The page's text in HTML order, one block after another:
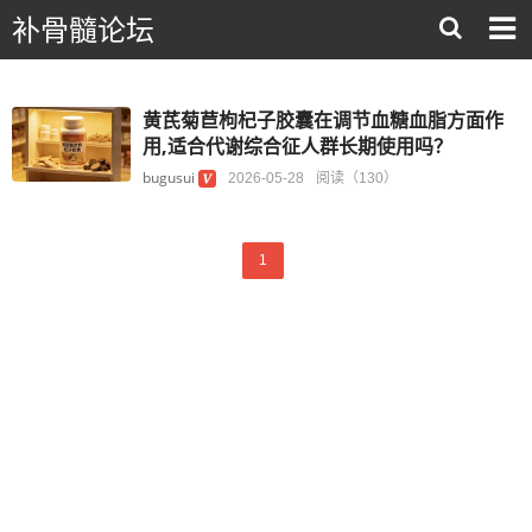
补骨髓论坛
黄芪菊苣枸杞子胶囊在调节血糖血脂方面作
用,适合代谢综合征人群长期使用吗？
bugusui 2026-05-28 阅读（130）
1